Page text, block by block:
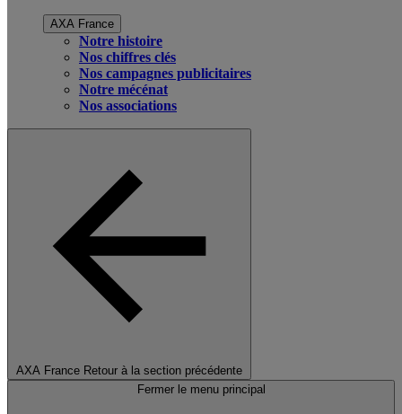
AXA France
Notre histoire
Nos chiffres clés
Nos campagnes publicitaires
Notre mécénat
Nos associations
AXA France Retour à la section précédente
Fermer le menu principal